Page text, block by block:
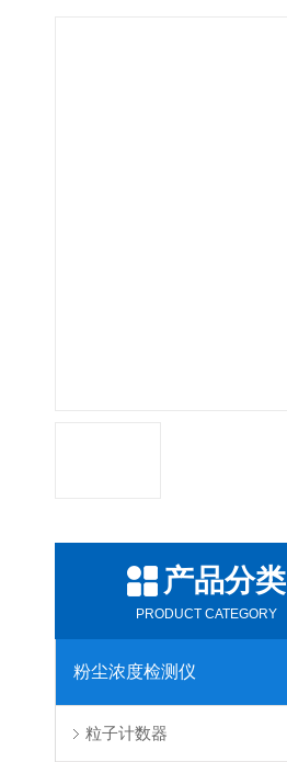
产品分类
PRODUCT CATEGORY
粉尘浓度检测仪
粒子计数器